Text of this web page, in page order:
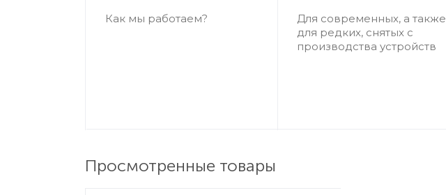
Как мы работаем?
Для современных, а также
для редких, снятых с
производства устройств
Просмотренные товары